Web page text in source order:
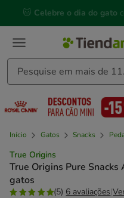
mensagem,
🐱 Celebre o dia do gato
Início Gatos Snacks
True Origins
True Origins Pure
gatos
(5) 6 avaliações|